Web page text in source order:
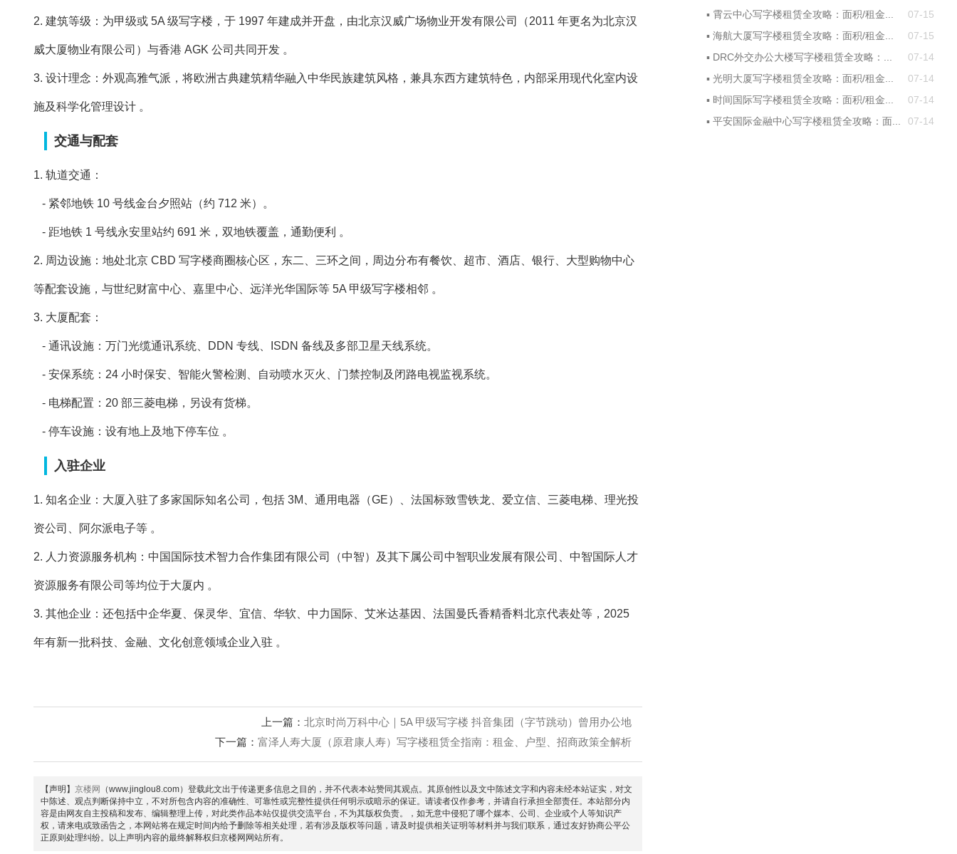
▪ 霄云中心写字楼租赁全攻略：面积/租金...
07-15
▪ 海航大厦写字楼租赁全攻略：面积/租金...
07-15
▪ DRC外交办公大楼写字楼租赁全攻略：...
07-14
▪ 光明大厦写字楼租赁全攻略：面积/租金...
07-14
▪ 时间国际写字楼租赁全攻略：面积/租金...
07-14
▪ 平安国际金融中心写字楼租赁全攻略：面... 07-14
2. 建筑等级：为甲级或 5A 级写字楼，于 1997 年建成并开盘，由北京汉威广场物业开发有限公司（2011 年更名为北京汉
威大厦物业有限公司）与香港 AGK 公司共同开发 。
3. 设计理念：外观高雅气派，将欧洲古典建筑精华融入中华民族建筑风格，兼具东西方建筑特色，内部采用现代化室内设
施及科学化管理设计 。
交通与配套
1. 轨道交通：
- 紧邻地铁 10 号线金台夕照站（约 712 米）。
- 距地铁 1 号线永安里站约 691 米，双地铁覆盖，通勤便利 。
2. 周边设施：地处北京 CBD 写字楼商圈核心区，东二、三环之间，周边分布有餐饮、超市、酒店、银行、大型购物中心
等配套设施，与世纪财富中心、嘉里中心、远洋光华国际等 5A 甲级写字楼相邻 。
3. 大厦配套：
- 通讯设施：万门光缆通讯系统、DDN 专线、ISDN 备线及多部卫星天线系统。
- 安保系统：24 小时保安、智能火警检测、自动喷水灭火、门禁控制及闭路电视监视系统。
- 电梯配置：20 部三菱电梯，另设有货梯。
- 停车设施：设有地上及地下停车位 。
入驻企业
1. 知名企业：大厦入驻了多家国际知名公司，包括 3M、通用电器（GE）、法国标致雪铁龙、爱立信、三菱电梯、理光投
资公司、阿尔派电子等 。
2. 人力资源服务机构：中国国际技术智力合作集团有限公司（中智）及其下属公司中智职业发展有限公司、中智国际人才
资源服务有限公司等均位于大厦内 。
3. 其他企业：还包括中企华夏、保灵华、宜信、华软、中力国际、艾米达基因、法国曼氏香精香料北京代表处等，2025
年有新一批科技、金融、文化创意领域企业入驻 。
上一篇： 北京时尚万科中心｜5A 甲级写字楼 抖音集团（字节跳动）曾用办公地
下一篇： 富泽人寿大厦（原君康人寿）写字楼租赁全指南：租金、户型、招商政策全解析
【声明】 京楼网
（www.jinglou8.com）登载此文出于传递更多信息之目的，并不代表本站赞同其观点。其原创性以及文中陈述文字和内容未经本站证实，对文
中陈述、观点判断保持中立，不对所包含内容的准确性、可靠性或完整性提供任何明示或暗示的保证。请读者仅作参考，并请自行承担全部责任。本站部分内
容是由网友自主投稿和发布、编辑整理上传，对此类作品本站仅提供交流平台，不为其版权负责。，如无意中侵犯了哪个媒本、公司、企业或个人等知识产
权，请来电或致函告之，本网站将在规定时间内给予删除等相关处理，若有涉及版权等问题，请及时提供相关证明等材料并与我们联系，通过友好协商公平公
正原则处理纠纷。以上声明内容的最终解释权归京楼网网站所有。